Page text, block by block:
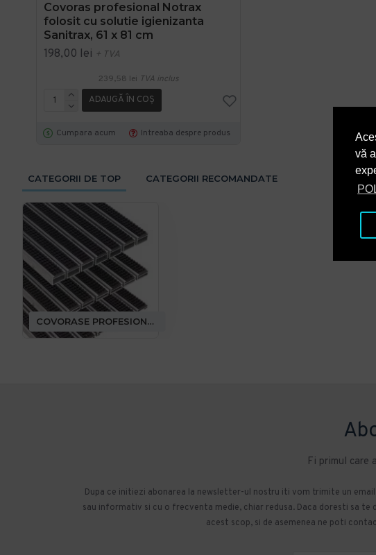
vă
Covoras profesional Notrax
folosit cu solutie igienizanta
Sanitrax, 61 x 81 cm
198,00 lei + TVA
239,58 lei TVA inclus
ADAUGĂ ÎN COŞ
Cumpara acum Intreaba despre produs
CATEGORII DE TOP CATEGORII RECOMANDATE
COVORASE PROFESIONALE
Fi primul care
Dupa ce initiezi abonarea la newsletter-ul nostru iti vom trimite un
sau informativ si cu o frecventa medie, chiar redusa. Daca doresti sa
acest scop, si de asemenea ne poti